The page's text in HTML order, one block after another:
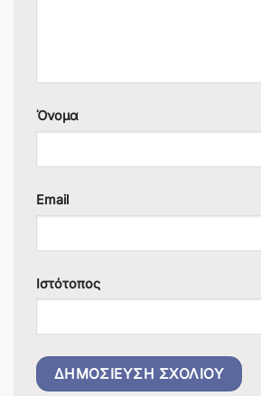
Όνομα
Email
Ιστότοπος